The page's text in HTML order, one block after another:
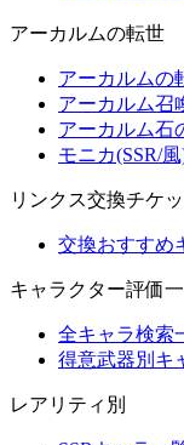
アーカルムの転世
アーカルムの
アーカルム召
アーカルム石
モニカ(SSR/
リンクス交換チケッ
交換おすすめ
キャラクター評価
全キャラ検索
得意武器別キ
レアリティ別